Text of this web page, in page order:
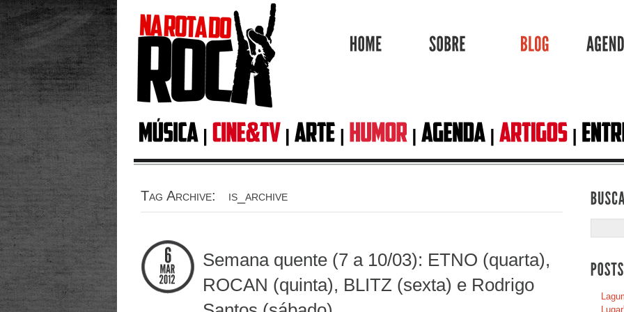
Tag Archive: is_archive
Semana quente (7 a 10/03): ETNO (quarta),
ROCAN (quinta), BLITZ (sexta) e Rodrigo